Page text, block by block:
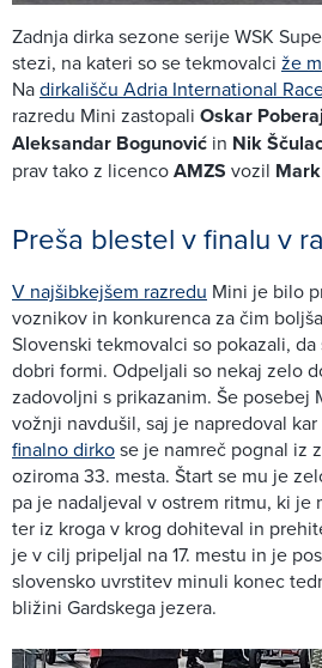
Zadnja dirka sezone serije WSK
stezi, na kateri so se tekmovalci že
Nadirkališču Adria International
razredu Mini zastopali Oskar
Aleksandar Bogunović in Nik
prav tako z licencoAMZS vozil
Preša blestel v finalu v
V najšibkejšem razredu Mini je bilo
voznikov in konkurenca za čim
Slovenski tekmovalci so pokazali,
dobri formi. Odpeljali so nekaj zelo
zadovoljni s prikazanim. Še posebej
vožnji navdušil, saj je napredoval
finalno dirkose je namreč pognal iz
oziroma 33. mesta. Štart se mu je
pa je nadaljeval v ostrem ritmu, ki je
ter iz kroga v krog dohiteval in
je v cilj pripeljal na 17. mestu in je
slovensko uvrstitev minuli konec
bližini Gardskega jezera.